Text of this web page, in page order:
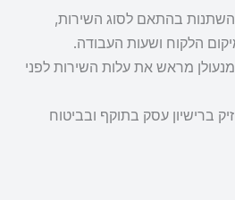
בהתאם לסוג השירות,
הלקוח ושעות העבודה.
מראש את עלות השירות לפני
ברישיון עסק בתוקף ובביטוח